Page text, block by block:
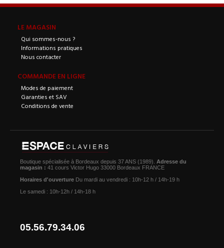
LE MAGASIN
Qui sommes-nous ?
Informations pratiques
Nous contacter
COMMANDE EN LIGNE
Modes de paiement
Garanties et SAV
Conditions de vente
Boutique spécialisée à Bordeaux depuis 37 ANS (1989). Adresse du
magasin : 41 cours Victor Hugo 33000 Bordeaux FRANCE
Horaires d'ouverture Du mardi au vendredi : 10h-12 h / 14h-19 h
Le samedi : 10h-12h / 14h-18 h
05.56.79.34.06